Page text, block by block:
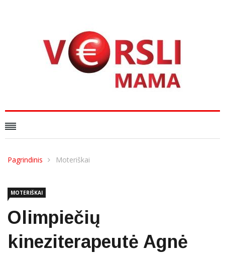
Pagrindinis Moteriškai
MOTERIŠKAI
Olimpiečių
kineziterapeutė Agnė